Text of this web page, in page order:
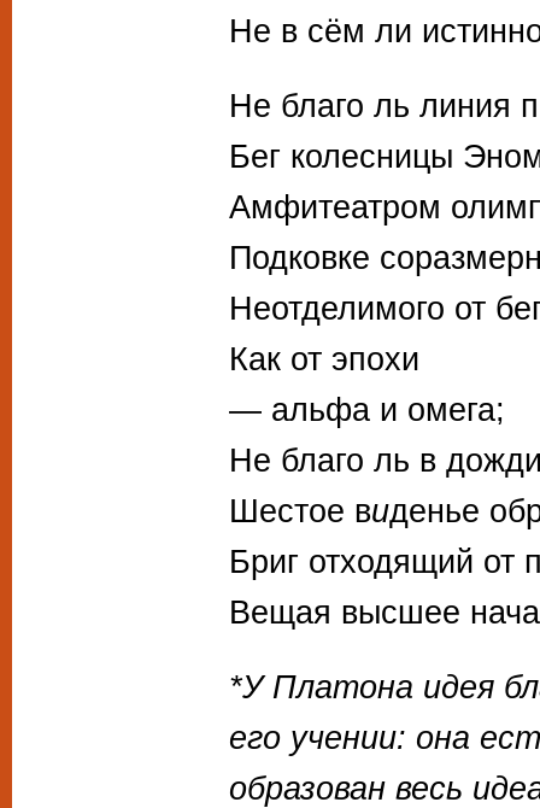
Не в сём ли
Не благо ль линия
Бег колесницы
Амфитеатром
Подковке
Неотделимого от
Как от эпохи
— альфа и омега;
Не благо ль в
Шестое виденье
Бриг отходящий от
Вещая высшее
*У Платона идея
его учении: она
образован весь